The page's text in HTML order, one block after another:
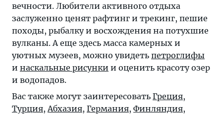
вечности. Любители активного отдыха
заслуженно ценят рафтинг и трекинг, пешие
походы, рыбалку и восхождения на потухшие
вулканы. А еще здесь масса камерных и
уютных музеев, можно увидеть петроглифы
и наскальные рисунки и оценить красоту озер
и водопадов.
Вас также могут заинтересовать Греция,
Турция, Абхазия, Германия, Финляндия,